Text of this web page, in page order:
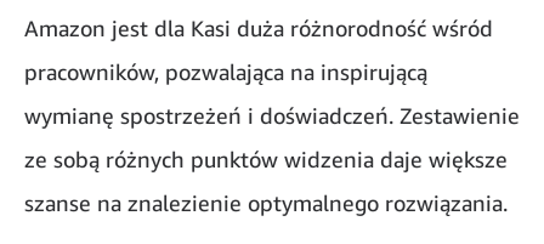
Amazon jest dla Kasi duża różnorodność wśród
pracowników, pozwalająca na inspirującą
wymianę spostrzeżeń i doświadczeń. Zestawienie
ze sobą różnych punktów widzenia daje większe
szanse na znalezienie optymalnego rozwiązania.